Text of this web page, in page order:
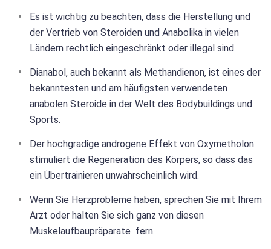
Es ist wichtig zu beachten, dass die Herstellung und
der Vertrieb von Steroiden und Anabolika in vielen
Ländern rechtlich eingeschränkt oder illegal sind.
Dianabol, auch bekannt als Methandienon, ist eines der
bekanntesten und am häufigsten verwendeten
anabolen Steroide in der Welt des Bodybuildings und
Sports.
Der hochgradige androgene Effekt von Oxymetholon
stimuliert die Regeneration des Körpers, so dass das
ein Übertrainieren unwahrscheinlich wird.
Wenn Sie Herzprobleme haben, sprechen Sie mit Ihrem
Arzt oder halten Sie sich ganz von diesen
Muskelaufbaupräparate fern.